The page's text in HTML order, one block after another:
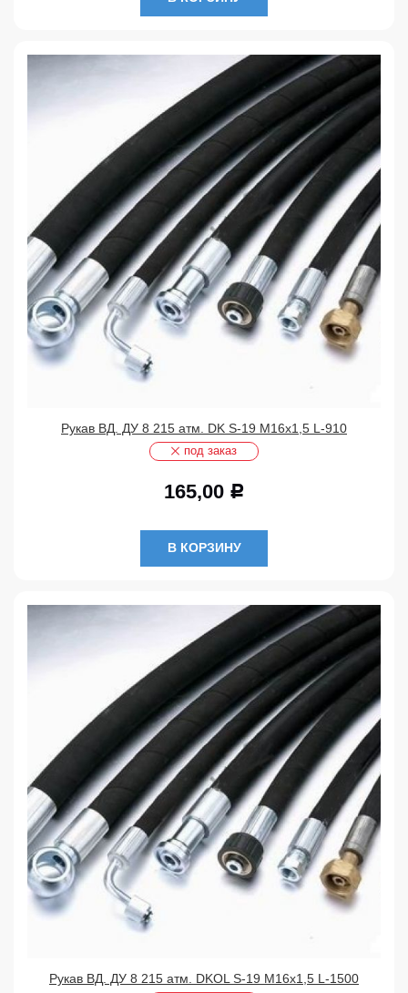
Рукав ВД. ДУ 8 215 атм. DK S-19 М16х1,5 L-910
под заказ
165,00 Р
В КОРЗИНУ
Рукав ВД. ДУ 8 215 атм. DKOL S-19 М16х1,5 L-1500